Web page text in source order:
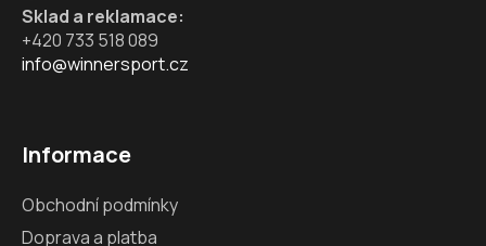
Sklad a reklamace:
+420 733 518 089
info@winnersport.cz
Informace
Obchodní podmínky
Doprava a platba